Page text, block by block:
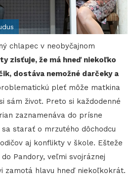
chlapec v neobyčajnom
zisťuje, že má hneď niekoľko
dostáva nemožné darčeky a
pleť môže matkina
sám život. Preto si každodenné
zaznamenáva do prísne
starať o mrzutého dôchodcu
aj konflikty v škole. Ešteže
Pandory, veľmi svojráznej
zamotá hlavu hneď niekoľkokrát.